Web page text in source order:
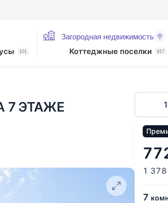
101
Загородная недвижимость
Коттеджные поселки 917
7 ЭТАЖЕ
1
7